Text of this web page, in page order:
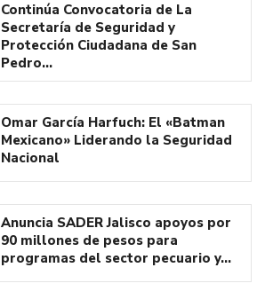
Continúa Convocatoria de La
Secretaría de Seguridad y
Protección Ciudadana de San
Pedro…
Omar García Harfuch: El «Batman
Mexicano» Liderando la Seguridad
Nacional
Anuncia SADER Jalisco apoyos por
90 millones de pesos para
programas del sector pecuario y…